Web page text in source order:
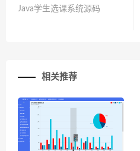
Java学生选课系统源码
相关推荐